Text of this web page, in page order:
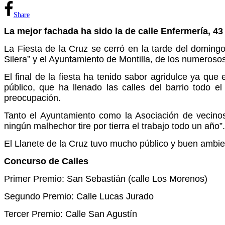
Share
La mejor fachada ha sido la de calle Enfermería,
La Fiesta de la Cruz se cerró en la tarde del
Silera” y el Ayuntamiento de Montilla, de los
El final de la fiesta ha tenido sabor agridulce ya
público, que ha llenado las calles del barrio todo
preocupación.
Tanto el Ayuntamiento como la Asociación de
ningún malhechor tire por tierra el trabajo todo un año”.
El Llanete de la Cruz tuvo mucho público y buen
Concurso de Calles
Primer Premio: San Sebastián (calle Los Morenos)
Segundo Premio: Calle Lucas Jurado
Tercer Premio: Calle San Agustín